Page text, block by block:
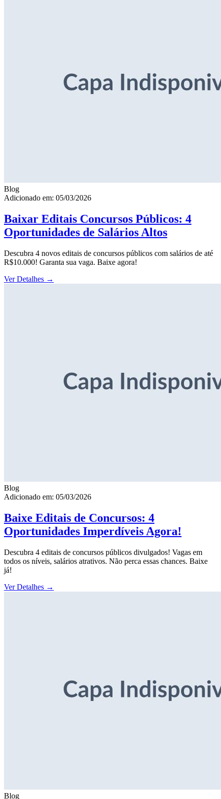
Blog
Adicionado em: 05/03/2026
Baixar Editais Concursos Públicos: 4
Oportunidades de Salários Altos
Descubra 4 novos editais de concursos públicos com salários de até
R$10.000! Garanta sua vaga. Baixe agora!
Ver Detalhes →
Blog
Adicionado em: 05/03/2026
Baixe Editais de Concursos: 4
Oportunidades Imperdíveis Agora!
Descubra 4 editais de concursos públicos divulgados! Vagas em
todos os níveis, salários atrativos. Não perca essas chances. Baixe
já!
Ver Detalhes →
Blog